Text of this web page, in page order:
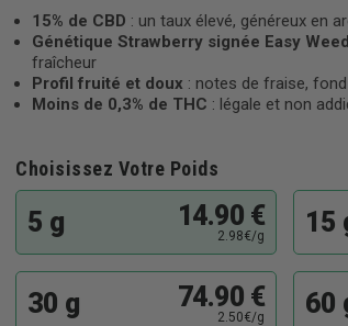
15% de CBD : un taux élevé, généreux en
Génétique Strawberry signée Easy Weed
fraîcheur
Profil fruité et doux : notes de fraise,
Moins de 0,3% de THC : légale et non
Choisissez Votre Poids
5 g 14.90 €
2.98€/g 15
30 g 74.90 €
2.50€/g 60